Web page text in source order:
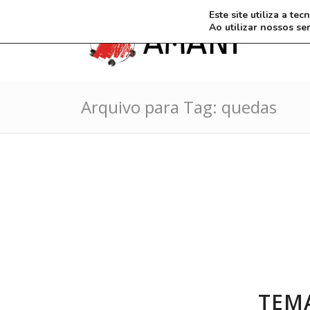
Arquivo para Tag: quedas
Este site utiliza a
Ao utilizar nossos